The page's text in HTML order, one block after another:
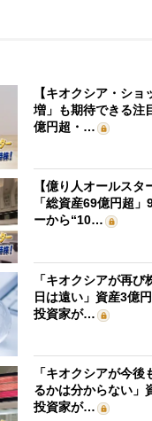
【キオクシア・シ
増」も期待できる注
億円超・…
【億り人オールスタ
「総資産69億円超
ーから“10…
「キオクシアが再
日は遠い」資産3億
投資家が…
「キオクシアが今
るかは分からない」
投資家が…